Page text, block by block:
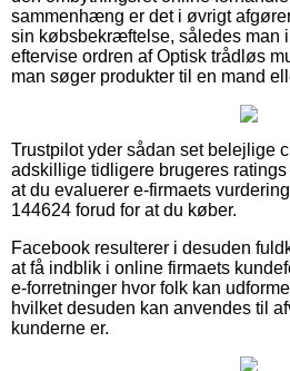
sammenhæng er det i øvrigt
sin købsbekræftelse, således man
eftervise ordren af Optisk trådløs
man søger produkter til en mand
Trustpilot yder sådan set belejlige
adskillige tidligere brugeres
at du evaluerer e-firmaets
144624 forud for at du køber.
Facebook resulterer i desuden
at få indblik i online firmaets
e-forretninger hvor folk kan
hvilket desuden kan anvendes til
kunderne er.